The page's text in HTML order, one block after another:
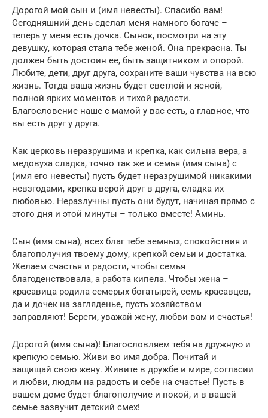
Дорогой мой сын и (имя невесты). Спасибо вам!
Сегодняшний день сделал меня намного богаче –
теперь у меня есть дочка. Сынок, посмотри на эту
девушку, которая стала тебе женой. Она прекрасна. Ты
должен быть достоин ее, быть защитником и опорой.
Любите, дети, друг друга, сохраните ваши чувства на всю
жизнь. Тогда ваша жизнь будет светлой и ясной,
полной ярких моментов и тихой радости.
Благословение наше с мамой у вас есть, а главное, что
вы есть друг у друга.
Как церковь неразрушима и крепка, как сильна вера, а
медовуха сладка, точно так же и семья (имя сына) с
(имя его невесты) пусть будет неразрушимой никакими
невзгодами, крепка верой друг в друга, сладка их
любовью. Неразлучны пусть они будут, начиная прямо с
этого дня и этой минуты – только вместе! Аминь.
Сын (имя сына), всех благ тебе земных, спокойствия и
благополучия твоему дому, крепкой семьи и достатка.
Желаем счастья и радости, чтобы семья
благоденствовала, а работа кипела. Чтобы жена –
красавица родила семерых богатырей, семь красавцев,
да и дочек на загляденье, пусть хозяйством
заправляют! Береги, уважай жену, любви вам и счастья!
Дорогой (имя сына)! Благословляем тебя на дружную и
крепкую семью. Живи во имя добра. Почитай и
защищай свою жену. Живите в дружбе и мире, согласии
и любви, людям на радость и себе на счастье! Пусть в
вашем доме будет благополучие и покой, и в вашей
семье зазвучит детский смех!